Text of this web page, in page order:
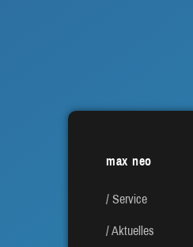
max neo
Service
Aktuelles